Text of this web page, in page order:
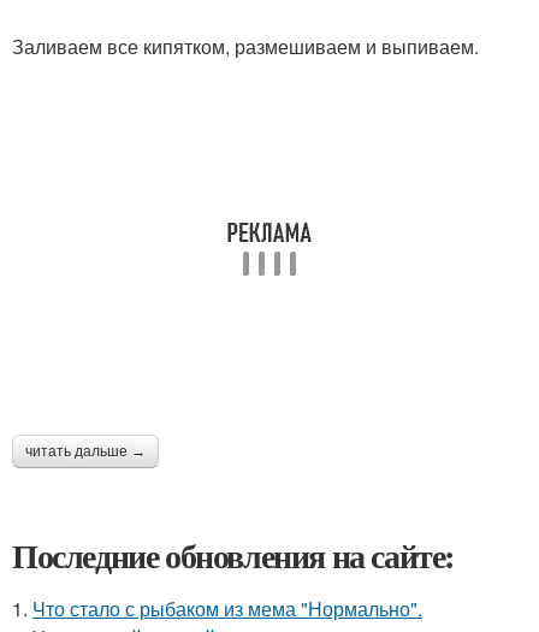
Заливаем все кипятком, размешиваем и выпиваем.
читать дальше →
Последние обновления на сайте:
1. Что стало с рыбаком из мема "Нормально".